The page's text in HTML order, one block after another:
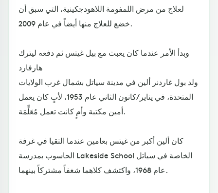
لعلاج من مرض اللمفومة اللاهودجكينية، التي سبق أن
خضع للعلاج منها أيضاً في عام 2009.
وبدأ الأمر عندما كان يعبث مع بيل غيتس ثم دفعه ليترك
هارفارد
ولد بول غاردنر ألين في مدينة سياتل بشمال غرب الولايات
المتحدة، في يناير/كانون الثاني عام 1953، لأبٍ كان يعمل
أمين مكتبة وأمٍ كانت تعمل مُعَلِّمَة.
كان ألين أكبر من غيتس بعامين عندما التقيا في غرفة
الحاسوب بمدرسة Lakeside School الخاصة في سياتل
عام 1968، واكتشف كلاهما شغفاً مشتركاً بينهما.